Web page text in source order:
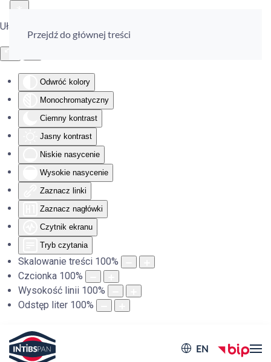
Ułatwienia dostępu
Odwróć kolory
Monochromatyczny
Ciemny kontrast
Jasny kontrast
Niskie nasycenie
Wysokie nasycenie
Zaznacz linki
Zaznacz nagłówki
Czytnik ekranu
Tryb czytania
Skalowanie treści 100%
Czcionka 100%
Wysokość linii 100%
Odstęp liter 100%
Przejdź do głównej treści
EN